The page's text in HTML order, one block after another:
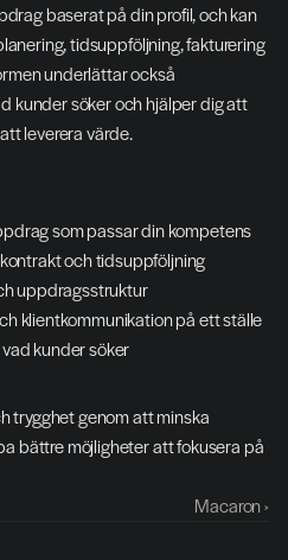
baserat på din profil, och kan
tidsuppföljning, fakturering
underlättar också
kunder söker och hjälper dig att
leverera värde.
som passar din kompetens
och tidsuppföljning
uppdragsstruktur
klientkommunikation på ett ställe
kunder söker
trygghet genom att minska
bättre möjligheter att fokusera på
Macaron ›